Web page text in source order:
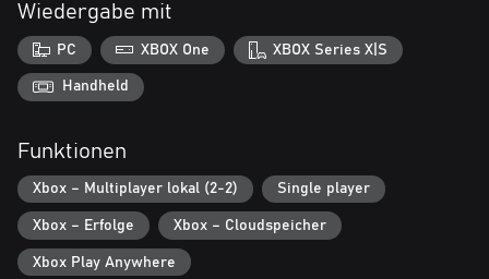
Wiedergabe mit
PC XBOX One XBOX Series X|S
Handheld
Funktionen
Xbox – Multiplayer lokal (2-2) Single player
Xbox – Erfolge Xbox – Cloudspeicher
Xbox Play Anywhere